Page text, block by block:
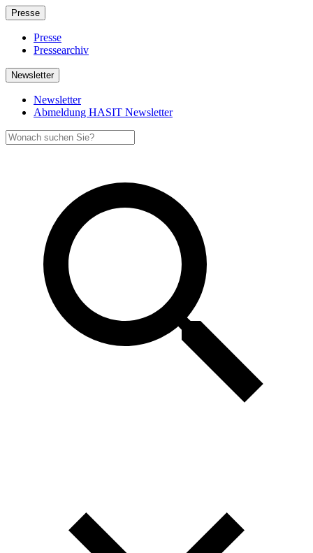
Presse
Presse
Pressearchiv
Newsletter
Newsletter
Abmeldung HASIT Newsletter